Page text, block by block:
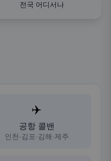
전국 어디서나
✈️
공항 콜밴
인천·김포·김해·제주